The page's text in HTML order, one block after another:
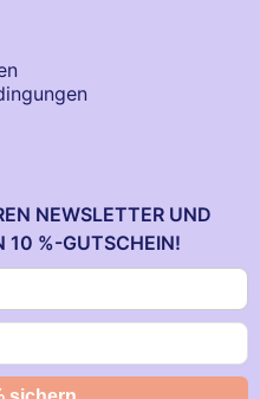
NEWSLETTER UND
10 %-GUTSCHEIN!